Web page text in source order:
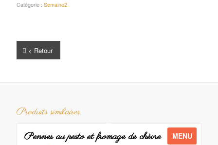
Catégorie : Semaine2
< Retour
Produits similaires
MENU
Pennes au pesto et fromage de chèvre